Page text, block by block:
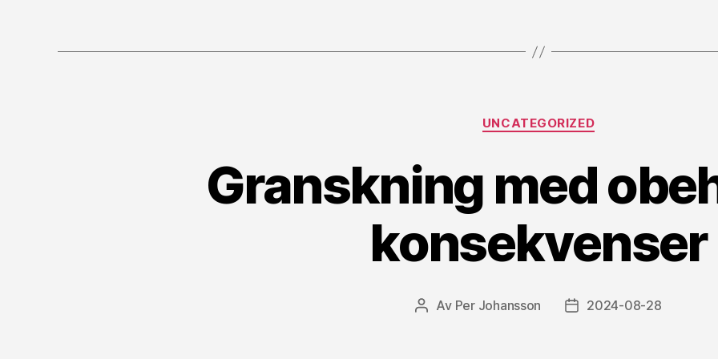
Kategorier
UNCATEGORIZED
Granskning med
konsekvenser
Inläggsförfattare
Av Per Johansson Inläggsdatum
2024-08-28